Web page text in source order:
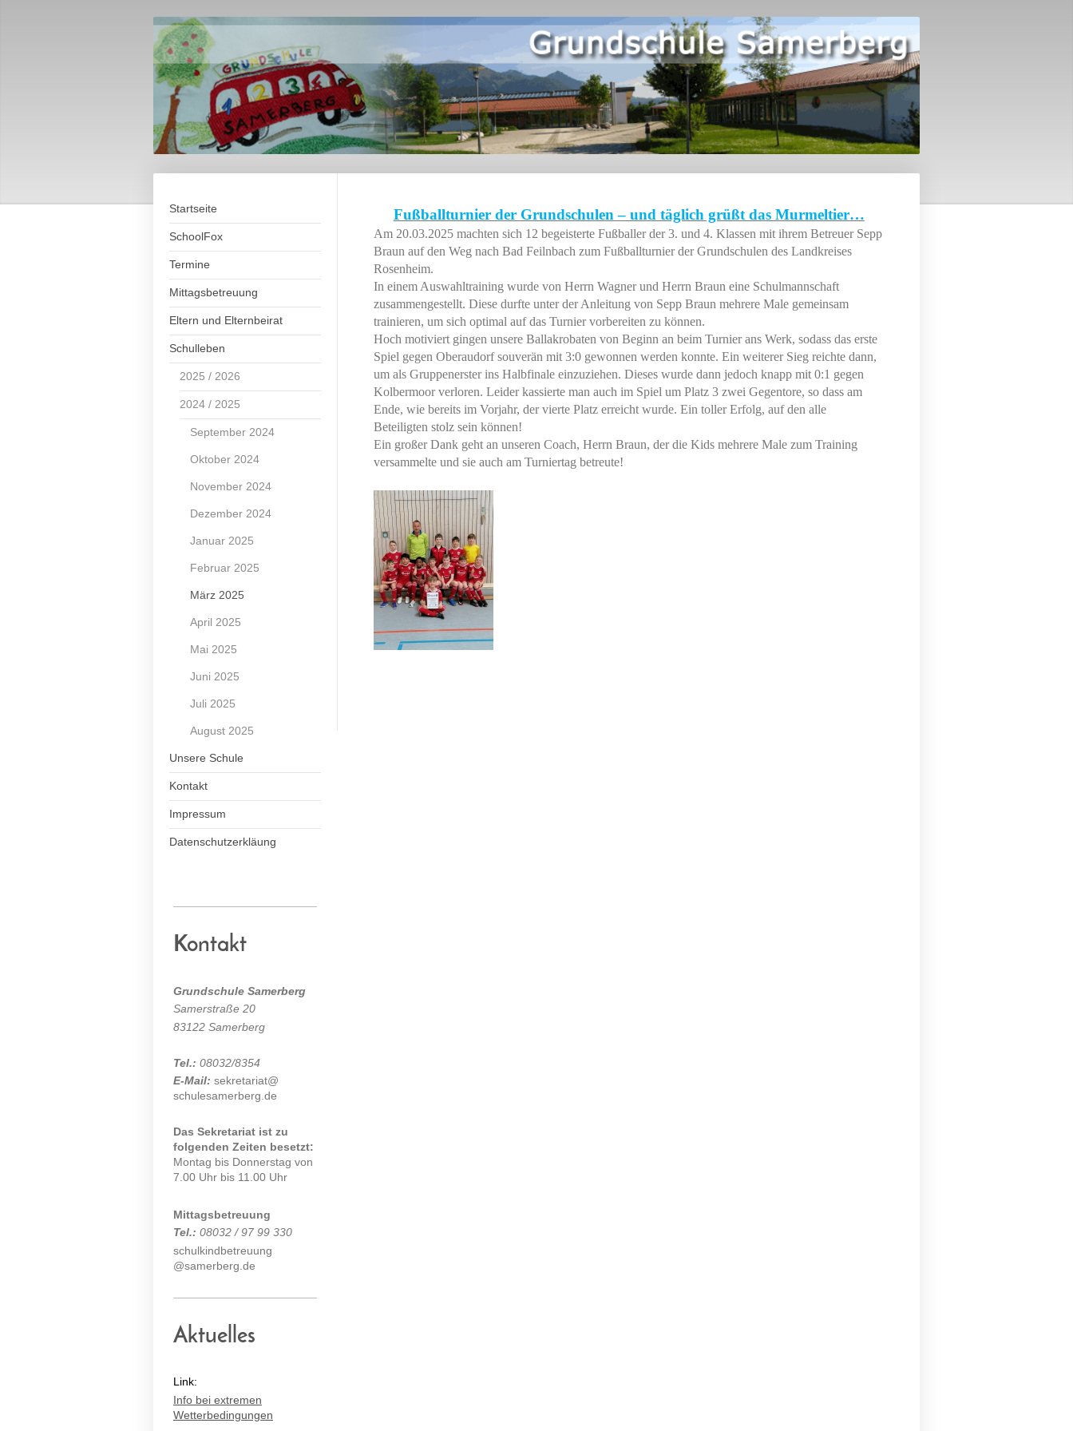
Startseite
SchoolFox
Termine
Mittagsbetreuung
Eltern und Elternbeirat
Schulleben
2025 / 2026
2024 / 2025
September 2024
Oktober 2024
November 2024
Dezember 2024
Januar 2025
Februar 2025
März 2025
April 2025
Mai 2025
Juni 2025
Juli 2025
August 2025
Unsere Schule
Kontakt
Impressum
Datenschutzerkläung
Fußballturnier der Grundschulen – und täglich grüßt das Murmeltier…
Am 20.03.2025 machten sich 12 begeisterte Fußballer der 3. und 4. Klassen mit ihrem Betreuer Sepp
Braun auf den Weg nach Bad Feilnbach zum Fußballturnier der Grundschulen des Landkreises
Rosenheim.
In einem Auswahltraining wurde von Herrn Wagner und Herrn Braun eine Schulmannschaft
zusammengestellt. Diese durfte unter der Anleitung von Sepp Braun mehrere Male gemeinsam
trainieren, um sich optimal auf das Turnier vorbereiten zu können.
Hoch motiviert gingen unsere Ballakrobaten von Beginn an beim Turnier ans Werk, sodass das erste
Spiel gegen Oberaudorf souverän mit 3:0 gewonnen werden konnte. Ein weiterer Sieg reichte dann,
um als Gruppenerster ins Halbfinale einzuziehen. Dieses wurde dann jedoch knapp mit 0:1 gegen
Kolbermoor verloren. Leider kassierte man auch im Spiel um Platz 3 zwei Gegentore, so dass am
Ende, wie bereits im Vorjahr, der vierte Platz erreicht wurde. Ein toller Erfolg, auf den alle
Beteiligten stolz sein können!
Ein großer Dank geht an unseren Coach, Herrn Braun, der die Kids mehrere Male zum Training
versammelte und sie auch am Turniertag betreute!
Kontakt
Grundschule Samerberg
Samerstraße 20
83122 Samerberg
Tel.: 08032/8354
E-Mail: sekretariat@
schulesamerberg.de
Das Sekretariat ist zu
folgenden Zeiten besetzt:
Montag bis Donnerstag von
7.00 Uhr bis 11.00 Uhr
Mittagsbetreuung
Tel.: 08032 / 97 99 330
schulkindbetreuung
@samerberg.de
Aktuelles
Link:
Info bei extremen
Wetterbedingungen